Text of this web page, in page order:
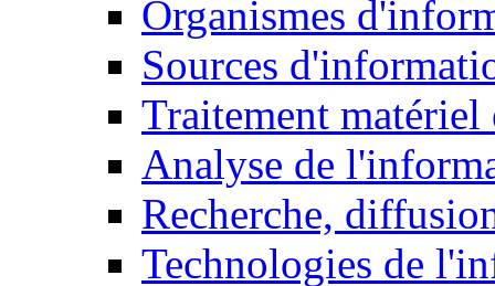
Organismes
Sources
Traitement matériel
Analyse de
Recherche,
Technologies de